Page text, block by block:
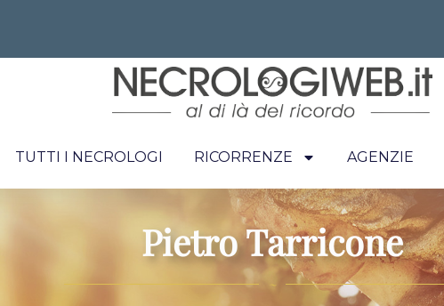
TUTTI I NECROLOGI RICORRENZE AGENZIE
Pietro Tarricone
~